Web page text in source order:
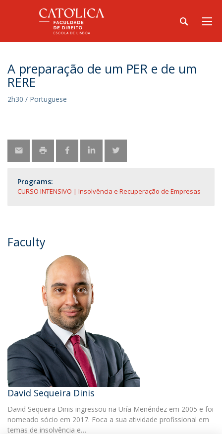
A preparação de um PER e de um
RERE
2h30 / Portuguese
Programs:
CURSO INTENSIVO | Insolvência e Recuperação de Empresas
Faculty
David Sequeira Dinis
David Sequeira Dinis ingressou na Uría Menéndez em 2005 e foi
nomeado sócio em 2017. Foca a sua atividade profissional em
temas de insolvência e…